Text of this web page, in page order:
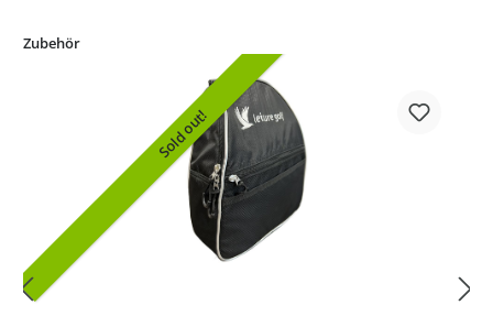
Zubehör
Sold out!